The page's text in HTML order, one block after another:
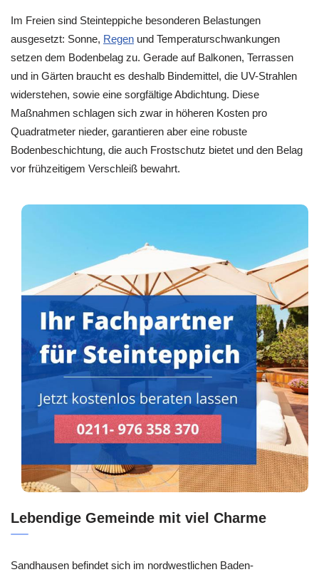
Im Freien sind Steinteppiche besonderen Belastungen
ausgesetzt: Sonne, Regen und Temperaturschwankungen
setzen dem Bodenbelag zu. Gerade auf Balkonen, Terrassen
und in Gärten braucht es deshalb Bindemittel, die UV-Strahlen
widerstehen, sowie eine sorgfältige Abdichtung. Diese
Maßnahmen schlagen sich zwar in höheren Kosten pro
Quadratmeter nieder, garantieren aber eine robuste
Bodenbeschichtung, die auch Frostschutz bietet und den Belag
vor frühzeitigem Verschleiß bewahrt.
Lebendige Gemeinde mit viel Charme
Sandhausen befindet sich im nordwestlichen Baden-